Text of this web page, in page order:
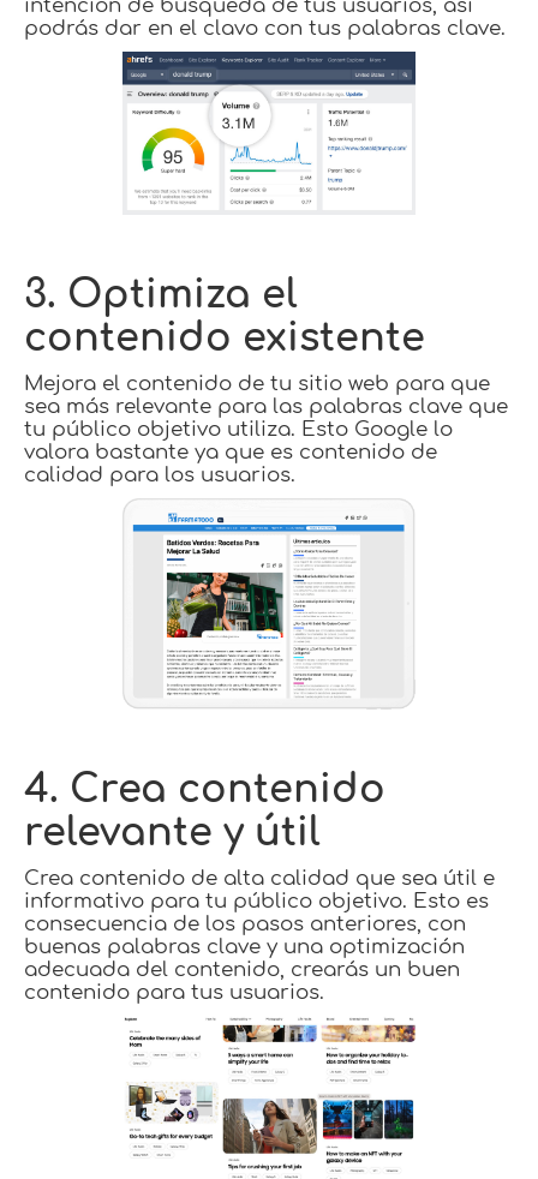
intención de búsqueda de tus usuarios, así
podrás dar en el clavo con tus palabras clave.
3. Optimiza el
contenido existente
Mejora el contenido de tu sitio web para que
sea más relevante para las palabras clave que
tu público objetivo utiliza. Esto Google lo
valora bastante ya que es contenido de
calidad para los usuarios.
4. Crea contenido
relevante y útil
Crea contenido de alta calidad que sea útil e
informativo para tu público objetivo. Esto es
consecuencia de los pasos anteriores, con
buenas palabras clave y una optimización
adecuada del contenido, crearás un buen
contenido para tus usuarios.